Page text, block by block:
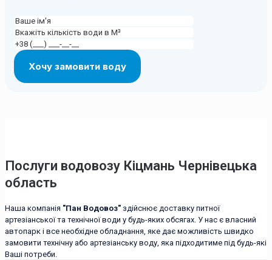
Послуги водовозу Кіцмань Чернівецька
область
Наша компанія "Пан Водовоз" здійснює доставку питної
артезіанської та технічної води у будь-яких обсягах. У нас є власний
автопарк і все необхідне обладнання, яке дає можливість швидко
замовити технічну або артезіанську воду, яка підходитиме під будь-які
Ваші потреби.